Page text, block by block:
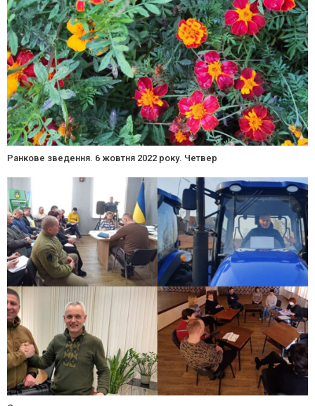
Ранкове зведення. 6 жовтня 2022 року. Четвер